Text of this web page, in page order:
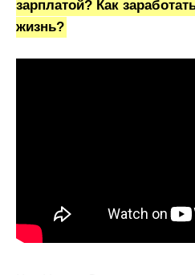
зарплатой? Как
жизнь?